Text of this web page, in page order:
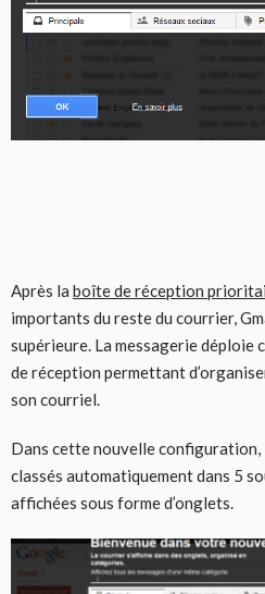
Après la boîte de réception
importants du reste du courrier,
supérieure. La messagerie déploie
de réception permettant
son courriel.
Dans cette nouvelle configuration,
classés automatiquement dans 5
affichées sous forme d’onglets.